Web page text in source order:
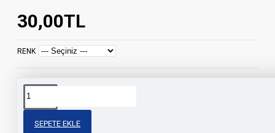
30,00TL
RENK
SEPETE EKLE
Etiketler: